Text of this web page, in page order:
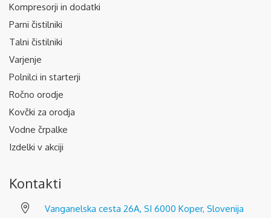
Kompresorji in dodatki
Parni čistilniki
Talni čistilniki
Varjenje
Polnilci in starterji
Ročno orodje
Kovčki za orodja
Vodne črpalke
Izdelki v akciji
Kontakti
Vanganelska cesta 26A, SI 6000 Koper, Slovenija